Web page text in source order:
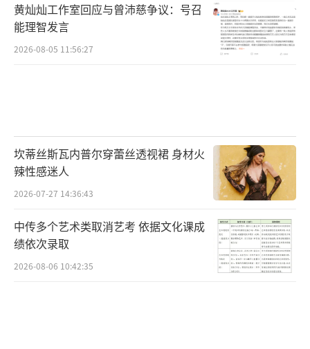
始终关注和支持Beatmaker及所有幕后音乐人
的成长与发展。未来,平台也将持续完善音乐人
相关服务,推动中国原创音乐市场繁荣与发展。
黄灿灿工作室回应与曾沛慈争议：号召
能理智发言
2026-08-05 11:56:27
坎蒂丝斯瓦内普尔穿蕾丝透视裙 身材火
辣性感迷人
2026-07-27 14:36:43
中传多个艺术类取消艺考 依据文化课成
绩依次录取
2026-08-06 10:42:35